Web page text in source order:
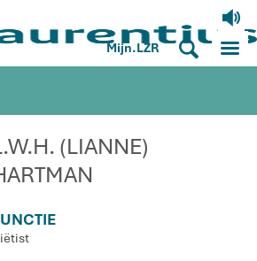
V
Mijn.LZR S M
(LIANNE)